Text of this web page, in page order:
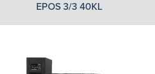
EPOS 3/3 40KL